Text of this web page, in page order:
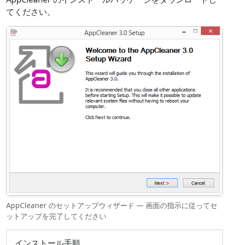
てください。
AppCleaner のセットアップウィザード — 画面の指示に従ってセ
ットアップを完了してください
インストール手順